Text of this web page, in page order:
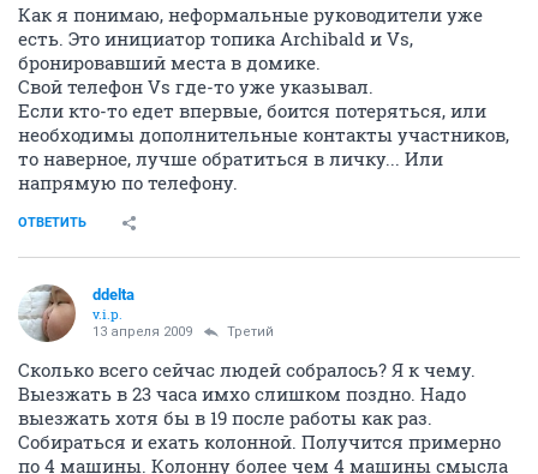
Как я понимаю, неформальные руководители уже
есть. Это инициатор топика Archibald и Vs,
бронировавший места в домике.
Свой телефон Vs где-то уже указывал.
Если кто-то едет впервые, боится потеряться, или
необходимы дополнительные контакты участников,
то наверное, лучше обратиться в личку... Или
напрямую по телефону.
ОТВЕТИТЬ
ddelta
v.i.p.
13 апреля 2009 Третий
Сколько всего сейчас людей собралось? Я к чему.
Выезжать в 23 часа имхо слишком поздно. Надо
выезжать хотя бы в 19 после работы как раз.
Собираться и ехать колонной. Получится примерно
по 4 машины. Колонну более чем 4 машины смысла